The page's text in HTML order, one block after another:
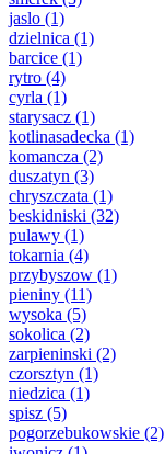
jaslo (1)
dzielnica (1)
barcice (1)
rytro (4)
cyrla (1)
starysacz (1)
kotlinasadecka (1)
komancza (2)
duszatyn (3)
chryszczata (1)
beskidniski (32)
pulawy (1)
tokarnia (4)
przybyszow (1)
pieniny (11)
wysoka (5)
sokolica (2)
zarpieninski (2)
czorsztyn (1)
niedzica (1)
spisz (5)
pogorzebukowskie (2)